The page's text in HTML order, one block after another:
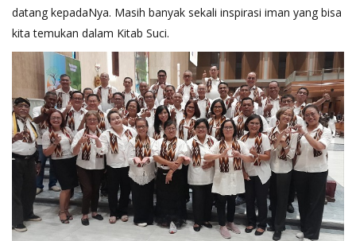
datang kepadaNya. Masih banyak sekali inspirasi iman yang bisa
kita temukan dalam Kitab Suci.